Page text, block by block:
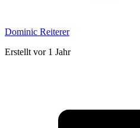
Dominic Reiterer
Erstellt vor 1 Jahr